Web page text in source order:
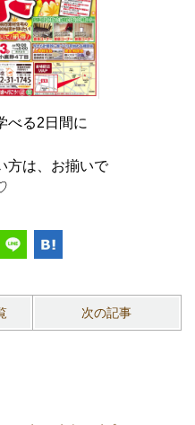
べる2日間に
方は、お揃いで
次の記事